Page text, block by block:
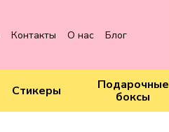
Контакты О нас Блог
Стикеры
Подарочные
боксы